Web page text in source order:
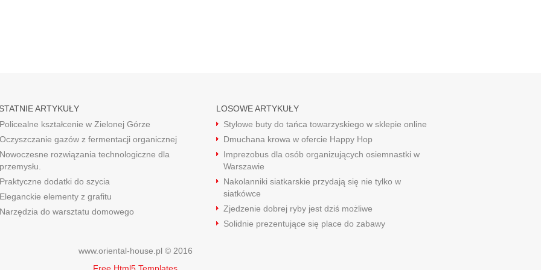
ARTYKUŁY
kształcenie w Zielonej Górze
gazów z fermentacji organicznej
rozwiązania technologiczne dla
dodatki do szycia
elementy z grafitu
do warsztatu domowego
LOSOWE ARTYKUŁY
Stylowe buty do tańca towarzyskiego w sklepie online
Dmuchana krowa w ofercie Happy Hop
Imprezobus dla osób organizujących osiemnastki w
Warszawie
Nakolanniki siatkarskie przydają się nie tylko w
siatkówce
Zjedzenie dobrej ryby jest dziś możliwe
Solidnie prezentujące się place do zabawy
www.oriental-house.pl © 2016
Free Html5 Templates